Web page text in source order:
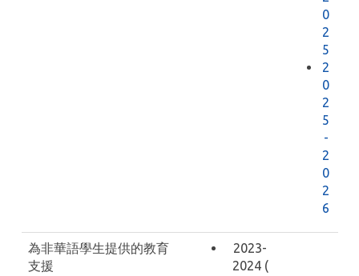
0
2
5
2
0
2
5
-
2
0
2
6
為非華語學生提供的教育
支援
2023-
2024 (